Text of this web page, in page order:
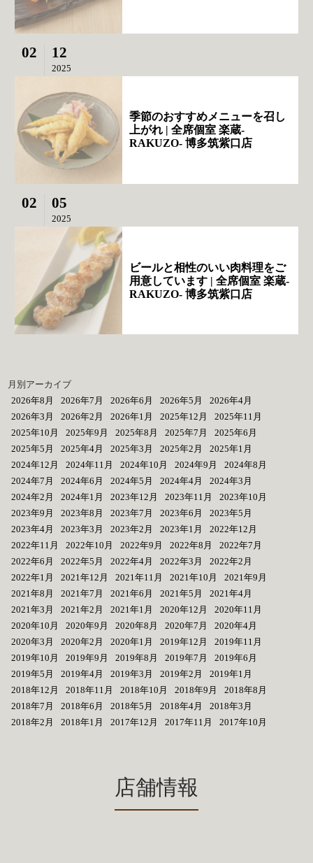
02 12
2025
季節のおすすめメニューを召し
上がれ | 全席個室 楽蔵‐
RAKUZO‐ 博多筑紫口店
02 05
2025
ビールと相性のいい肉料理をご
用意しています | 全席個室 楽蔵‐
RAKUZO‐ 博多筑紫口店
月別アーカイブ
2026年8月
2026年7月 2026年6月 2026年5月
2026年4月
2026年3月
2026年2月 2026年1月 2025年12月
2025年11月
2025年10月
2025年9月 2025年8月 2025年7月
2025年6月
2025年5月
2025年4月 2025年3月 2025年2月
2025年1月
2024年12月
2024年11月 2024年10月 2024年9月
2024年8月
2024年7月
2024年6月 2024年5月 2024年4月
2024年3月
2024年2月
2024年1月 2023年12月 2023年11月
2023年10月
2023年9月
2023年8月 2023年7月 2023年6月
2023年5月
2023年4月
2023年3月 2023年2月 2023年1月
2022年12月
2022年11月
2022年10月 2022年9月 2022年8月
2022年7月
2022年6月
2022年5月 2022年4月 2022年3月
2022年2月
2022年1月
2021年12月 2021年11月 2021年10月
2021年9月
2021年8月
2021年7月 2021年6月 2021年5月
2021年4月
2021年3月
2021年2月 2021年1月 2020年12月
2020年11月
2020年10月
2020年9月 2020年8月 2020年7月
2020年4月
2020年3月
2020年2月 2020年1月 2019年12月
2019年11月
2019年10月
2019年9月 2019年8月 2019年7月
2019年6月
2019年5月
2019年4月 2019年3月 2019年2月
2019年1月
2018年12月
2018年11月 2018年10月 2018年9月
2018年8月
2018年7月
2018年6月 2018年5月 2018年4月
2018年3月
2018年2月
2018年1月 2017年12月 2017年11月 2017年10月
店舗情報